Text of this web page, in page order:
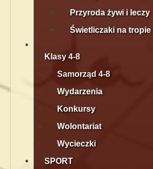
Przyroda żywi i leczy
Świetliczaki na tropie
Klasy 4-8
Samorząd 4-8
Wydarzenia
Konkursy
Wolontariat
Wycieczki
SPORT